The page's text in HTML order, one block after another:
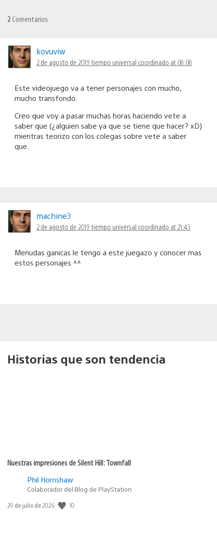
2 Comentarios
kovuviw
2 de agosto de 2019 tiempo universal coordinado at 08:08
Este videojuego va a tener personajes con mucho,
mucho transfondo.
Creo que voy a pasar muchas horas haciendo vete a
saber que (¿alguien sabe ya que se tiene que hacer? xD)
mientras teorizo con los colegas sobre vete a saber
que.
machine3
2 de agosto de 2019 tiempo universal coordinado at 21:43
Menudas ganicas le tengo a este juegazo y conocer mas
estos personajes ^^
Historias que son tendencia
Nuestras impresiones de Silent Hill: Townfall
Phil Hornshaw
Colaborador del Blog de PlayStation
Fecha
29 de julio de 2026 10